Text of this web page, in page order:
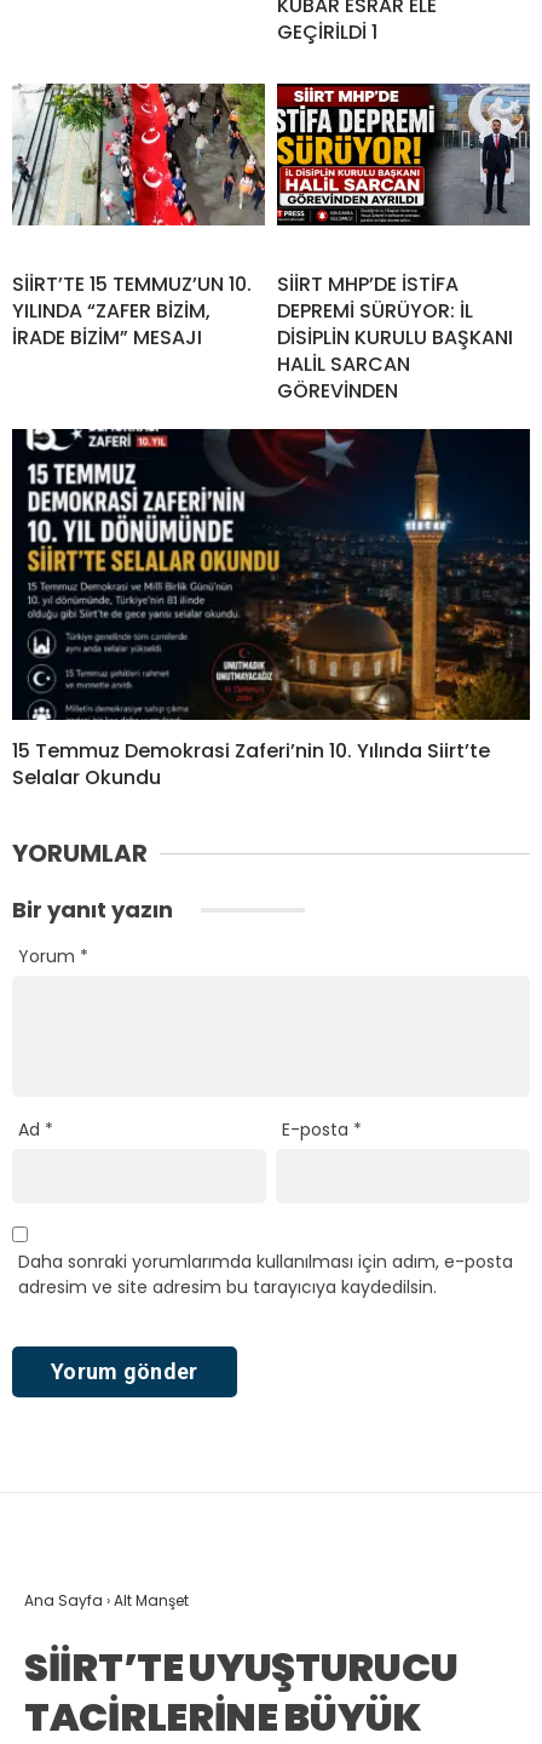
GEÇİRİLDİ 1
SİİRT’TE 15 TEMMUZ’UN 10.
YILINDA “ZAFER BİZİM,
İRADE BİZİM” MESAJI
SİİRT MHP’DE İSTİFA
DEPREMİ SÜRÜYOR: İL
DİSİPLİN KURULU BAŞKANI
HALİL SARCAN
GÖREVİNDEN
15 Temmuz Demokrasi Zaferi’nin 10. Yılında Siirt’te
Selalar Okundu
YORUMLAR
Bir yanıt yazın
Yorum *
Ad * E-posta *
Daha sonraki yorumlarımda kullanılması için adım, e-posta
adresim ve site adresim bu tarayıcıya kaydedilsin.
Ana Sayfa ›Alt Manşet
SİİRT’TE UYUŞTURUCU
TACİRLERİNE BÜYÜK